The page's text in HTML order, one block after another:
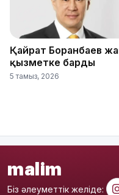
Қайрат Боранбаев
қызметке барды
5 тамыз, 2026
malim
Біз әлеуметтік желіде: